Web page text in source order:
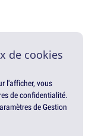
de cookies
l'afficher, vous
de confidentialité.
de Gestion